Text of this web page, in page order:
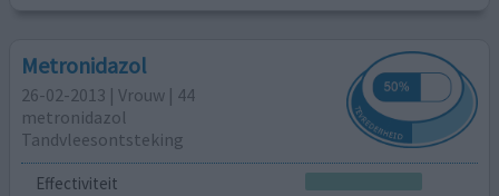
Metronidazol
26-02-2013 | Vrouw | 44
metronidazol
Tandvleesontsteking
Effectiviteit